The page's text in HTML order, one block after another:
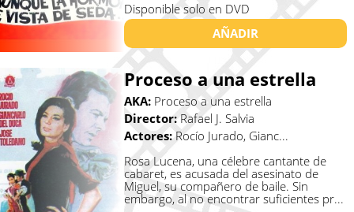
Disponible solo en DVD
AÑADIR
Proceso a una estrella
AKA: Proceso a una estrella
Director: Rafael J. Salvia
Actores: Rocío Jurado, Gianc...
Rosa Lucena, una célebre cantante de
cabaret, es acusada del asesinato de
Miguel, su compañero de baile. Sin
embargo, al no encontrar suficientes pr...